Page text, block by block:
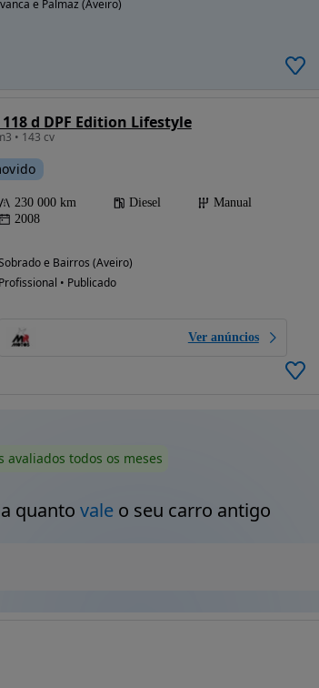
e Palmaz (Aveiro)
118 d DPF Edition Lifestyle
• 143 cv
230 000 km Diesel
Manual
2008
e Bairros (Aveiro)
Profissional • Publicado
Ver anúncios
avaliados todos os meses
quanto valeo seu carro antigo